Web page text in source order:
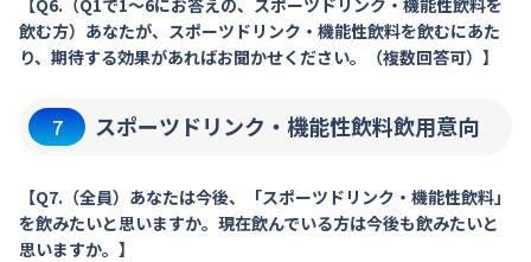
飲む方）あなたが、スポーツドリンク・機能性飲料を飲むにあた
り、期待する効果があればお聞かせください。（複数回答可）】
7 スポーツドリンク・機能性飲料飲用意向
【Q7.（全員）あなたは今後、「スポーツドリンク・機能性飲料」
を飲みたいと思いますか。現在飲んでいる方は今後も飲みたいと
思いますか。】